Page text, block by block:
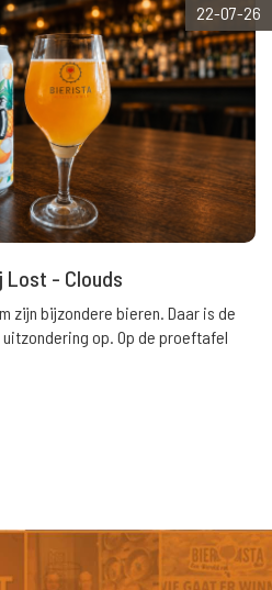
22-07-26
- Clouds
zijn bijzondere bieren. Daar is de
op. Op de proeftafel